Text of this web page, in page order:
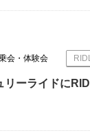
会・体験会
リーライドに